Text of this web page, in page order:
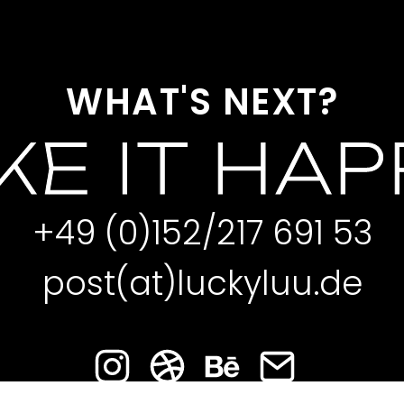
WHAT'S NEXT?
IT
+49 (0)152/217 691 53
post(at)luckyluu.de